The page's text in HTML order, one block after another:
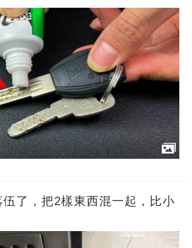
了，把2樣東西混一起，比小